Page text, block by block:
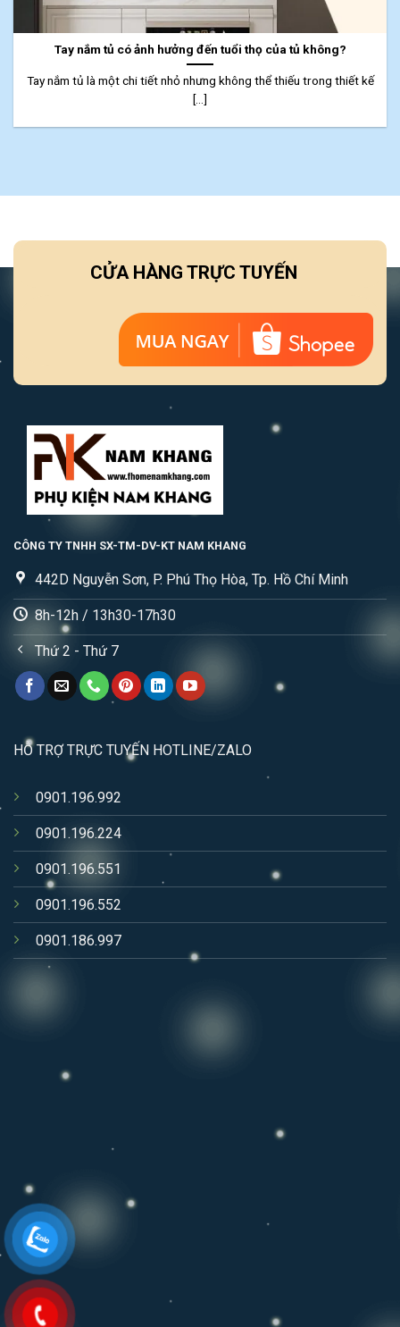
Tay nắm tủ có ảnh hưởng đến tuổi thọ của tủ không?
Tay nắm tủ là một chi tiết nhỏ nhưng không thể thiếu trong thiết kế
[...]
CỬA HÀNG TRỰC TUYẾN
CÔNG TY TNHH SX-TM-DV-KT NAM KHANG
442D Nguyễn Sơn, P. Phú Thọ Hòa, Tp. Hồ Chí Minh
8h-12h / 13h30-17h30
Thứ 2 - Thứ 7
HỖ TRỢ TRỰC TUYẾN HOTLINE/ZALO
0901.196.992
0901.196.224
0901.196.551
0901.196.552
0901.186.997